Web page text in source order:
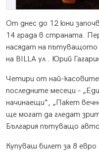
От днес до 12 юни
14 града в страната.
насядат на пътуващото
на BILLA ул . Юрий
Четири от най-касовите
последните месеци –
начинаещи“, „Пакет
ще могат да гледат
България пътуващо
Купуваш билет за 8 евро